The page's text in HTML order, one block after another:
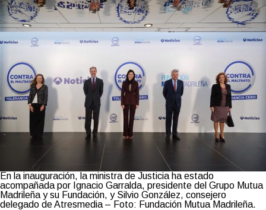
En la inauguración, la ministra de Justicia ha estado
acompañada por Ignacio Garralda, presidente del Grupo Mutua
Madrileña y su Fundación, y Silvio González, consejero
delegado de Atresmedia – Foto: Fundación Mutua Madrileña.